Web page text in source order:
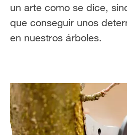
un arte como se dice,
que conseguir unos
en nuestros árboles.